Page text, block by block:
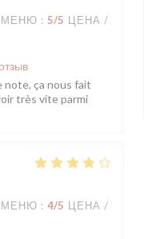
МЕНЮ : 5/5 ЦЕНА /
note, ça nous fait
très vite parmi
МЕНЮ : 4/5 ЦЕНА /